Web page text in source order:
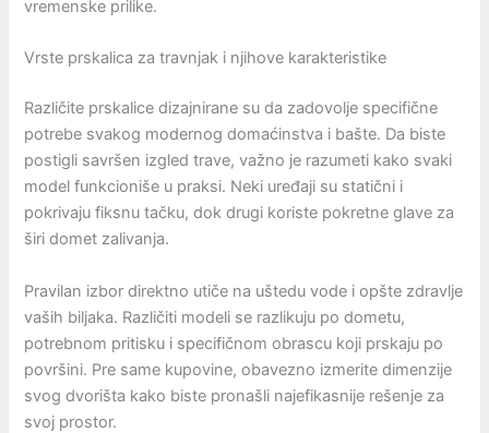
vremenske prilike.
Vrste prskalica za travnjak i njihove karakteristike
Različite prskalice dizajnirane su da zadovolje specifične
potrebe svakog modernog domaćinstva i bašte. Da biste
postigli savršen izgled trave, važno je razumeti kako svaki
model funkcioniše u praksi. Neki uređaji su statični i
pokrivaju fiksnu tačku, dok drugi koriste pokretne glave za
širi domet zalivanja.
Pravilan izbor direktno utiče na uštedu vode i opšte zdravlje
vaših biljaka. Različiti modeli se razlikuju po dometu,
potrebnom pritisku i specifičnom obrascu koji prskaju po
površini. Pre same kupovine, obavezno izmerite dimenzije
svog dvorišta kako biste pronašli najefikasnije rešenje za
svoj prostor.